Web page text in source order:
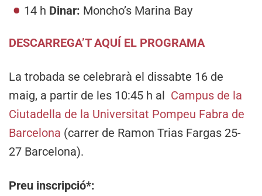
14 h Dinar: Moncho’s Marina Bay
DESCARREGA’T AQUÍ EL PROGRAMA
La trobada se celebrarà el dissabte 16 de
maig, a partir de les 10:45 h al Campus de la
Ciutadella de la Universitat Pompeu Fabra de
Barcelona (carrer de Ramon Trias Fargas 25-
27 Barcelona).
Preu inscripció*: